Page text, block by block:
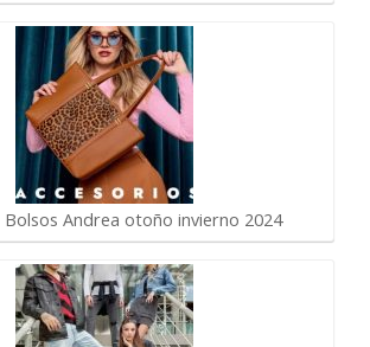
Andrea otoño invierno 2024